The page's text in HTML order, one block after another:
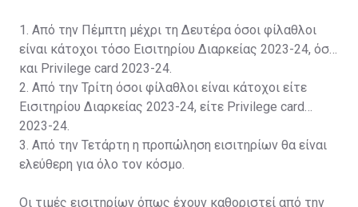
1. Από την Πέμπτη μέχρι τη Δευτέρα όσοι φίλαθλοι
είναι κάτοχοι τόσο Εισιτηρίου Διαρκείας 2023-24, όσο
και Privilege card 2023-24.
2. Από την Τρίτη όσοι φίλαθλοι είναι κάτοχοι είτε
Εισιτηρίου Διαρκείας 2023-24, είτε Privilege card
2023-24.
3. Από την Τετάρτη η προπώληση εισιτηρίων θα είναι
ελεύθερη για όλο τον κόσμο.
Οι τιμές εισιτηρίων όπως έχουν καθοριστεί από την